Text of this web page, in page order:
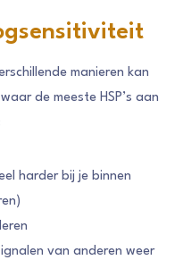
manieren kan
de meeste HSP’s aan
harder bij je binnen
van anderen weer